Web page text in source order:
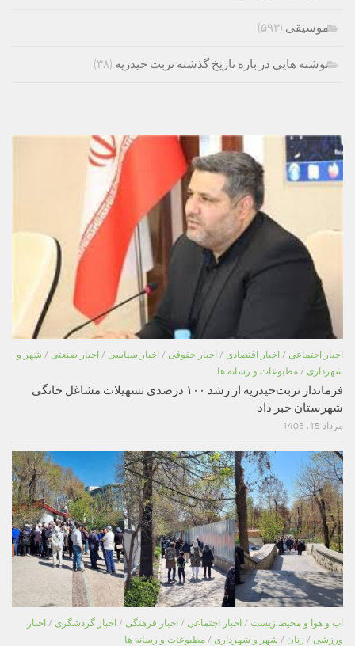
موسیقی (۵۹۳)
نوشته هایی در باره تاریخ گذشته تربت حیدریه (۳۸)
اخبار اجتماعی / اخبار اقتصادی / اخبار حقوقی / اخبار سیاسی / اخبار صنعتی / شهر و
شهرداری / مطبوعات و رسانه ها
فرماندار تربت‌حیدریه از رشد ۱۰۰ درصدی تسهیلات مشاغل خانگی
شهرستان خبر داد
مرداد 15, 1405
اب و هوا و محیط زیست / اخبار اجتماعی / اخبار فرهنگی / اخبار گردشگری / اخبار
ورزشی / زنان / شهر و شهرداری / مطبوعات و رسانه ها